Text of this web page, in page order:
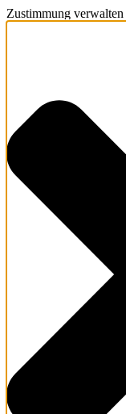
Zustimmung verwalten